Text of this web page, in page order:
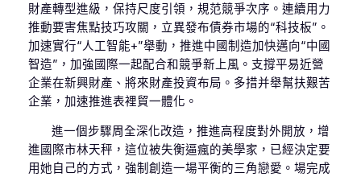
財產轉型進級，保持尺度引領，規范競爭次序。連續用力
推動要害焦點技巧攻關，立異發布債券市場的“科技板”。
加速實行“人工智能+”舉動，推進中國制造加快邁向“中國
智造”，加強國際一起配合和競爭新上風。支撐平易近營
企業在新興財產、將來財產投資布局。多措并舉幫扶艱苦
企業，加速推進表裡貿一體化。
進一個步驟周全深化改造，推進高程度對外開放，增
進國際市林天秤，這位被失衡逼瘋的美學家，已經決定要
用她自己的方式，強制創造一場平衡的三角戀愛。場完成